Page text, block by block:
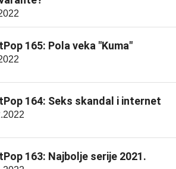
165: Pola veka "Kuma"
164: Seks skandal i internet
163: Najbolje serije 2021.